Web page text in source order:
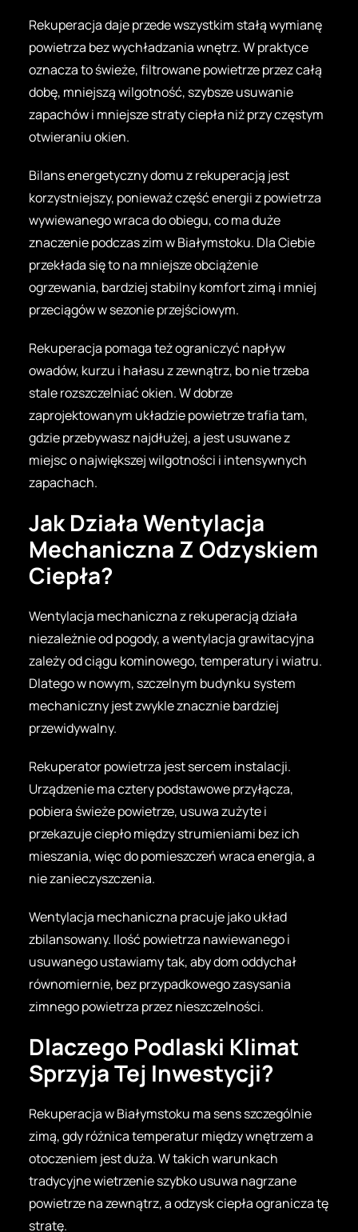
Rekuperacja daje przede wszystkim stałą wymianę
powietrza bez wychładzania wnętrz. W praktyce
oznacza to świeże, filtrowane powietrze przez całą
dobę, mniejszą wilgotność, szybsze usuwanie
zapachów i mniejsze straty ciepła niż przy częstym
otwieraniu okien.
Bilans energetyczny domu z rekuperacją jest
korzystniejszy, ponieważ część energii z powietrza
wywiewanego wraca do obiegu, co ma duże
znaczenie podczas zim w Białymstoku. Dla Ciebie
przekłada się to na mniejsze obciążenie
ogrzewania, bardziej stabilny komfort zimą i mniej
przeciągów w sezonie przejściowym.
Rekuperacja pomaga też ograniczyć napływ
owadów, kurzu i hałasu z zewnątrz, bo nie trzeba
stale rozszczelniać okien. W dobrze
zaprojektowanym układzie powietrze trafia tam,
gdzie przebywasz najdłużej, a jest usuwane z
miejsc o największej wilgotności i intensywnych
zapachach.
Jak Działa Wentylacja
Mechaniczna Z Odzyskiem
Ciepła?
Wentylacja mechaniczna z rekuperacją działa
niezależnie od pogody, a wentylacja grawitacyjna
zależy od ciągu kominowego, temperatury i wiatru.
Dlatego w nowym, szczelnym budynku system
mechaniczny jest zwykle znacznie bardziej
przewidywalny.
Rekuperator powietrza jest sercem instalacji.
Urządzenie ma cztery podstawowe przyłącza,
pobiera świeże powietrze, usuwa zużyte i
przekazuje ciepło między strumieniami bez ich
mieszania, więc do pomieszczeń wraca energia, a
nie zanieczyszczenia.
Wentylacja mechaniczna pracuje jako układ
zbilansowany. Ilość powietrza nawiewanego i
usuwanego ustawiamy tak, aby dom oddychał
równomiernie, bez przypadkowego zasysania
zimnego powietrza przez nieszczelności.
Dlaczego Podlaski Klimat
Sprzyja Tej Inwestycji?
Rekuperacja w Białymstoku ma sens szczególnie
zimą, gdy różnica temperatur między wnętrzem a
otoczeniem jest duża. W takich warunkach
tradycyjne wietrzenie szybko usuwa nagrzane
powietrze na zewnątrz, a odzysk ciepła ogranicza tę
stratę.